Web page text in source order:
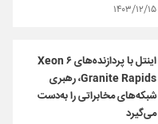
۱۴۰۳/۱۲/۱۵
اینتل با پردازنده‌های Xeon ۶
Granite Rapids، رهبری
شبکه‌های مخابراتی را به‌دست
می‌گیرد